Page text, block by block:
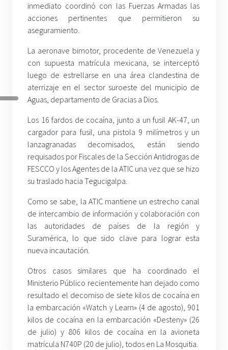
inmediato coordinó con las Fuerzas Armadas las
acciones pertinentes que permitieron su
aseguramiento.
La aeronave bimotor, procedente de Venezuela y
con supuesta matrícula mexicana, se interceptó
luego de estrellarse en una área clandestina de
aterrizaje en el sector suroeste del municipio de
Aguas, departamento de Gracias a Dios.
Los 16 fardos de cocaína, junto a un fusil AK-47, un
cargador para fusil, una pistola 9 milímetros y un
lanzagranadas decomisados, están siendo
requisados por Fiscales de la Sección Antidrogas de
FESCCO y los Agentes de la ATIC una vez que se hizo
su traslado hacia Tegucigalpa.
Como se sabe, la ATIC mantiene un estrecho canal
de intercambio de información y colaboración con
las autoridades de países de la región y
Suramérica, lo que sido clave para lograr esta
nueva incautación.
Otros casos similares que ha coordinado el
Ministerio Público recientemente han dejado como
resultado el decomiso de siete kilos de cocaína en
la embarcación «Watch y Learn» (4 de agosto), 901
kilos de cocaína en la embarcación «Desteny» (26
de julio) y 806 kilos de cocaína en la avioneta
matrícula N740P (20 de julio), todos en La Mosquitia.